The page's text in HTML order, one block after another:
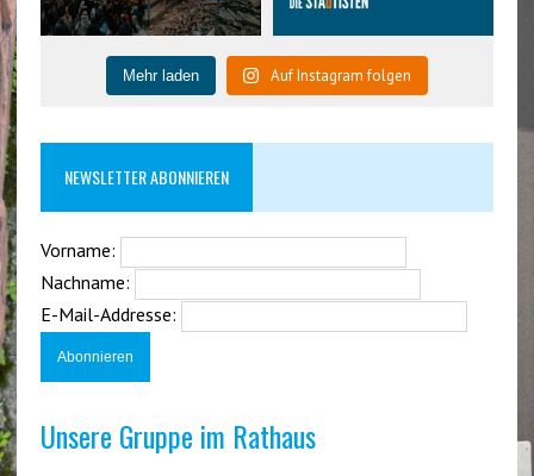
Mehr laden Auf Instagram folgen
NEWSLETTER ABONNIEREN
Vorname:
Nachname:
E-Mail-Addresse:
Unsere Gruppe im Rathaus